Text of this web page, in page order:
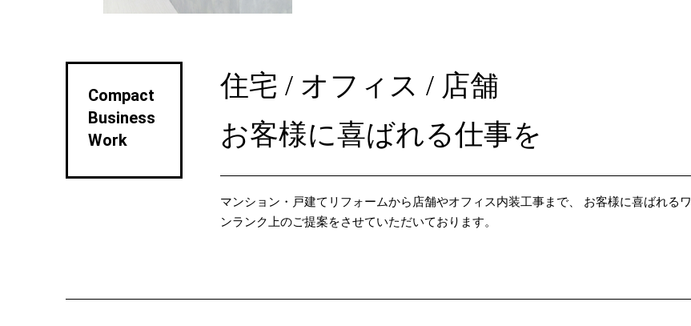
Compact
Business
Work
住宅 / オフィス / 店舗
お客様に喜ばれる仕事を
マンション・戸建てリフォームから店舗やオフィス内装工事まで、 お客様に喜ばれるワ
ンランク上のご提案をさせていただいております。